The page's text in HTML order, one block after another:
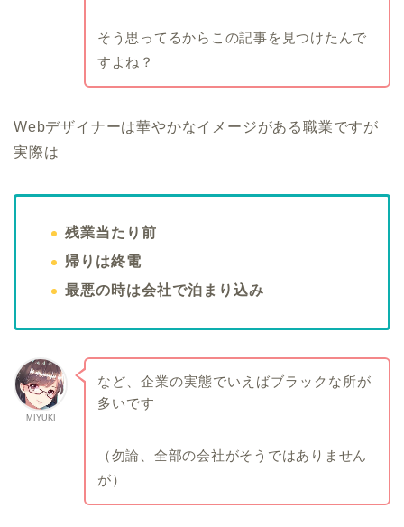
そう思ってるからこの記事を見つけたんで
すよね？
Webデザイナーは華やかなイメージがある職業ですが
実際は
残業当たり前
帰りは終電
最悪の時は会社で泊まり込み
MIYUKI
など、企業の実態でいえばブラックな所が
多いです
（勿論、全部の会社がそうではありません
が）